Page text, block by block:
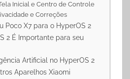
Inicial e Centro de Controle
e Correções
Poco X7 para o HyperOS 2
2 É Importante para seu
Artificial no HyperOS 2
Aparelhos Xiaomi